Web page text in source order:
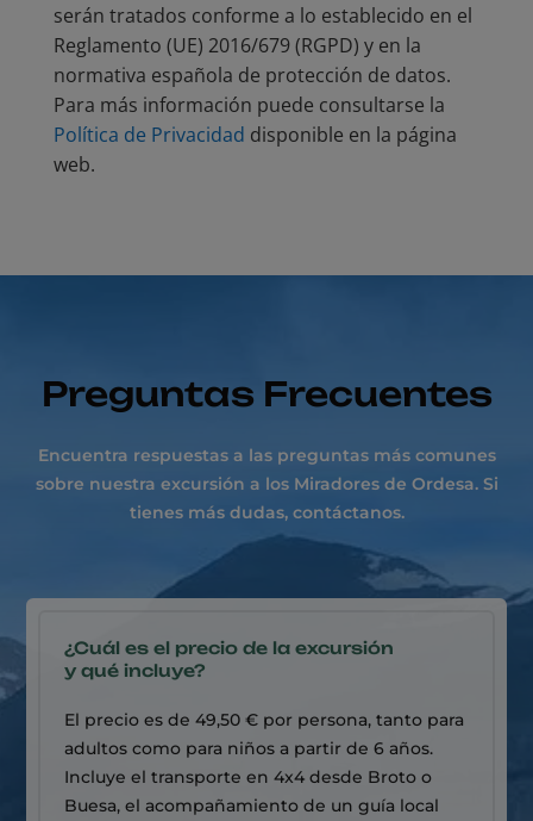
serán tratados conforme a lo establecido en el
Reglamento (UE) 2016/679 (RGPD) y en la
normativa española de protección de datos.
Para más información puede consultarse la
Política de Privacidad disponible en la página
web.
Preguntas Frecuentes
Encuentra respuestas a las preguntas más comunes
sobre nuestra excursión a los Miradores de Ordesa. Si
tienes más dudas, contáctanos.
¿Cuál es el precio de la excursión
y qué incluye?
El precio es de 49,50 € por persona, tanto para
adultos como para niños a partir de 6 años.
Incluye el transporte en 4x4 desde Broto o
Buesa, el acompañamiento de un guía local